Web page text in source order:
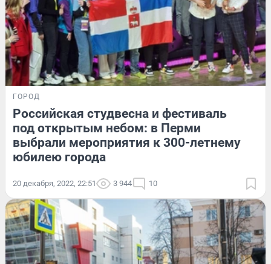
ГОРОД
Российская студвесна и фестиваль
под открытым небом: в Перми
выбрали мероприятия к 300-летнему
юбилею города
20 декабря, 2022, 22:51 3 944 10